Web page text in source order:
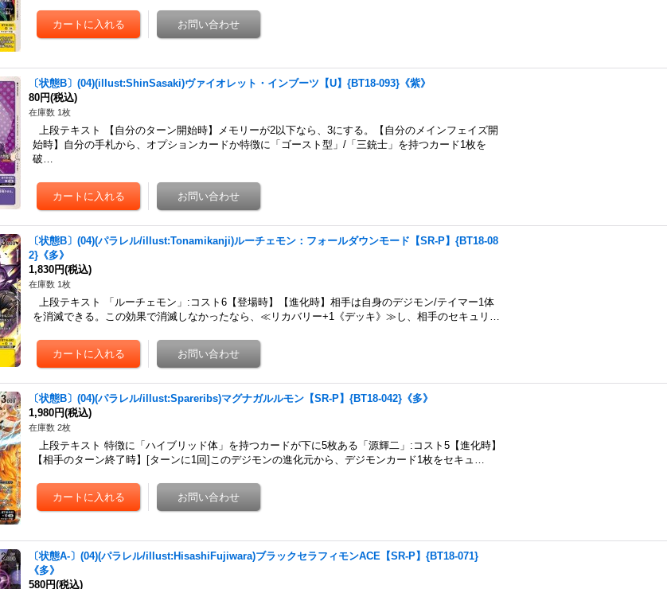
〔状態B〕(04)(illust:ShinSasaki)ヴァイオレット・インブーツ【U】{BT18-093}《紫》
80円(税込)
在庫数 1枚
上段テキスト 【自分のターン開始時】メモリーが2以下なら、3にする。【自分のメインフェイズ開
始時】自分の手札から、オプションカードか特徴に「ゴースト型」/「三銃士」を持つカード1枚を
破…
〔状態B〕(04)(パラレル/illust:Tonamikanji)ルーチェモン：フォールダウンモード【SR-P】{BT18-08
2}《多》
1,830円(税込)
在庫数 1枚
上段テキスト 「ルーチェモン」:コスト6【登場時】【進化時】相手は自身のデジモン/テイマー1体
を消滅できる。この効果で消滅しなかったなら、≪リカバリー+1《デッキ》≫し、相手のセキュリ…
〔状態B〕(04)(パラレル/illust:Spareribs)マグナガルルモン【SR-P】{BT18-042}《多》
1,980円(税込)
在庫数 2枚
上段テキスト 特徴に「ハイブリッド体」を持つカードが下に5枚ある「源輝二」:コスト5【進化時】
【相手のターン終了時】[ターンに1回]このデジモンの進化元から、デジモンカード1枚をセキュ…
〔状態A-〕(04)(パラレル/illust:HisashiFujiwara)ブラックセラフィモンACE【SR-P】{BT18-071}
《多》
580円(税込)